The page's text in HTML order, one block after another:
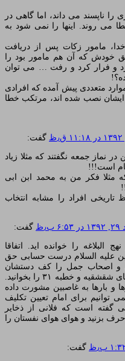
ناپسند می داند، اما گاهی در
می روند. اینها را نمی شود به
مامور زکات پس از دریافت
خودش که آن هم مامور بود را
و فرار کرد و رفت … می توان
متعددی پیش آمده که افرادی
نصب شده اند، مرتکب خطا
گفت:
در نماز جمعه نگفتند که مثلا زیاد
است!!!
مثلا فکر من به محمد ابن ابی
افراد را مشابه انتخاب
گفت:
البلاغه را خوانده اید. اتفاقا
علیه السلام درست حسابی حق
و اصحاب جمل را کف دستشان
گذاشته اند. خطبه های شقشقیه و خطبه ۳۱ را بخوانید.
و بارها به غاصبین مشورت داده
برای امام تعیین تکلیف
گفته است که فلانی از ذخایر
بزنید و هوای هوای نفستان را
گفت: